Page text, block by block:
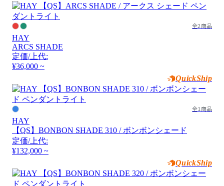
全2商品
HAY
ARCS SHADE
定価/上代:
¥36,000 ~
QuickShip
全1商品
HAY
【QS】BONBON SHADE 310 / ボンボンシェード
定価/上代:
¥132,000 ~
QuickShip